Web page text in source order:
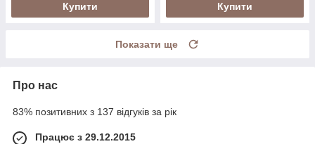
Купити Купити
Показати ще
Про нас
83% позитивних з 137 відгуків за рік
Працює з 29.12.2015